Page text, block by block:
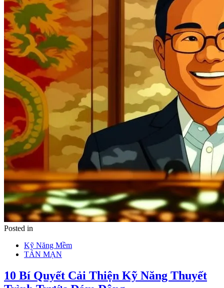
Posted in
Kỹ Năng Mềm
TẢN MẠN
10 Bí Quyết Cải Thiện Kỹ Năng Thuyết